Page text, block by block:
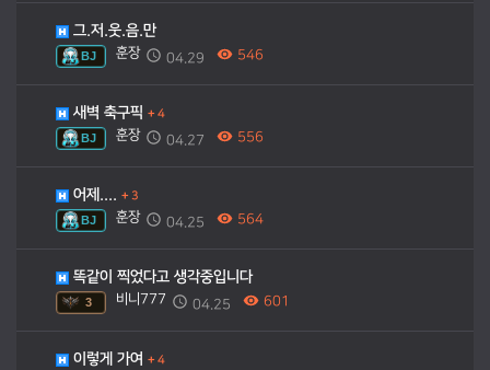
그.저.웃.음.만
BJ 훈장 04.29 546
새벽 축구픽 + 4
BJ
훈장 04.27 556
어제.... + 3
BJ
훈장 04.25 564
똑같이 찍었다고 생각중입니다
3 비니777 04.25 601
이렇게 가여 + 4